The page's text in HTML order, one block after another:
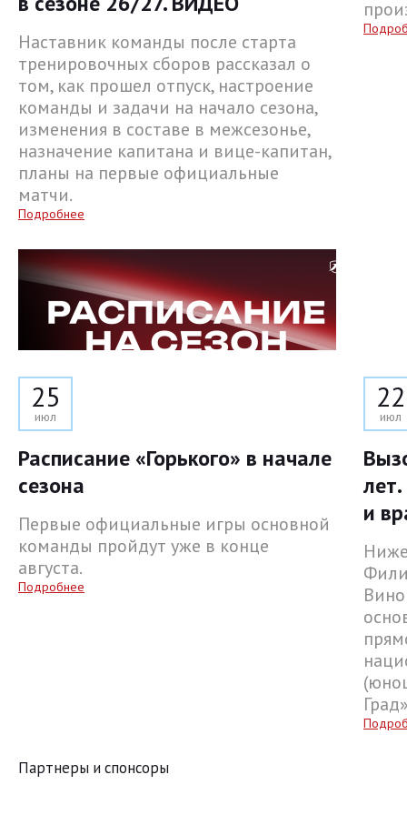
Наставник команды после старта
тренировочных сборов рассказал о
том, как прошел отпуск, настроение
команды и задачи на начало сезона,
изменения в составе в межсезонье,
назначение капитана и вице-капитан,
планы на первые официальные
матчи.
Подробнее
25
июл
Расписание «Горького» в начале
сезона
Первые официальные игры основной
команды пройдут уже в конце
августа.
Подробнее
22
июл
и
Партнеры и спонсоры